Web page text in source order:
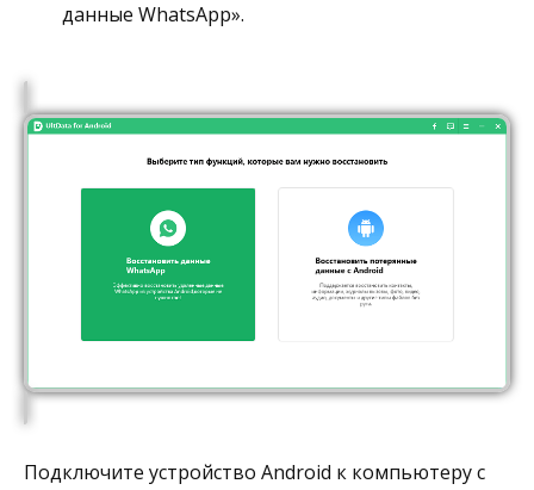
данные WhatsApp».
Подключите устройство Android к компьютеру с